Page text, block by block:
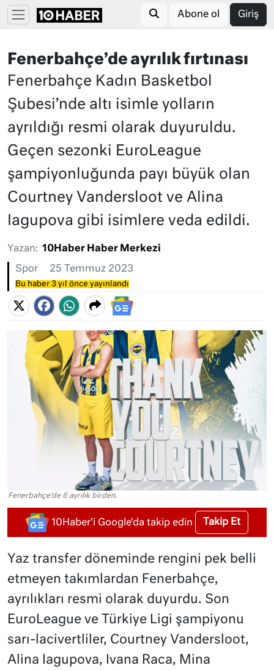
Abone ol Giriş
Fenerbahçe’de ayrılık fırtınası
Fenerbahçe Kadın Basketbol
Şubesi’nde altı isimle yolların
ayrıldığı resmi olarak duyuruldu.
Geçen sezonki EuroLeague
şampiyonluğunda payı büyük olan
Courtney Vandersloot ve Alina
Iagupova gibi isimlere veda edildi.
Yazan: 10Haber Haber Merkezi
Spor 25 Temmuz 2023
Bu haber 3 yıl önce yayınlandı
Fenerbahçe'de 6 ayrılık birden.
10Haber'i Google'da takip edin Takip Et
Yaz transfer döneminde rengini pek belli
etmeyen takımlardan Fenerbahçe,
ayrılıkları resmi olarak duyurdu. Son
EuroLeague ve Türkiye Ligi şampiyonu
sarı-lacivertliler, Courtney Vandersloot,
Alina Iagupova, Ivana Raca, Mina